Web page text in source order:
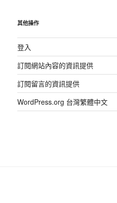
其他操作
登入
訂閱網站內容的資訊提供
訂閱留言的資訊提供
WordPress.org 台灣繁體中文